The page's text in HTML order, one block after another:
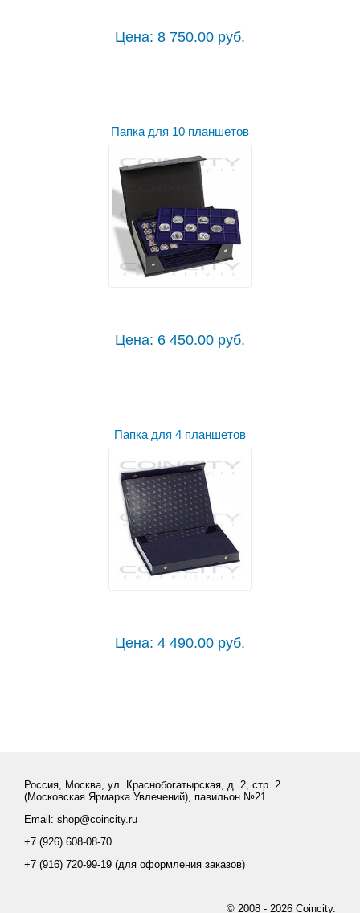
Цена: 8 750.00 руб.
Папка для 10 планшетов
Цена: 6 450.00 руб.
Папка для 4 планшетов
Цена: 4 490.00 руб.
Россия, Москва, ул. Краснобогатырская, д. 2, стр. 2
(Московская Ярмарка Увлечений), павильон №21
Email: shop@coincity.ru
+7 (926) 608-08-70
+7 (916) 720-99-19 (для оформления заказов)
© 2008 - 2026 Coincity.